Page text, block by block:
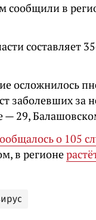
сообщили в
составляет
осложнилось
заболевших за
— 29,
о 105
в регионе